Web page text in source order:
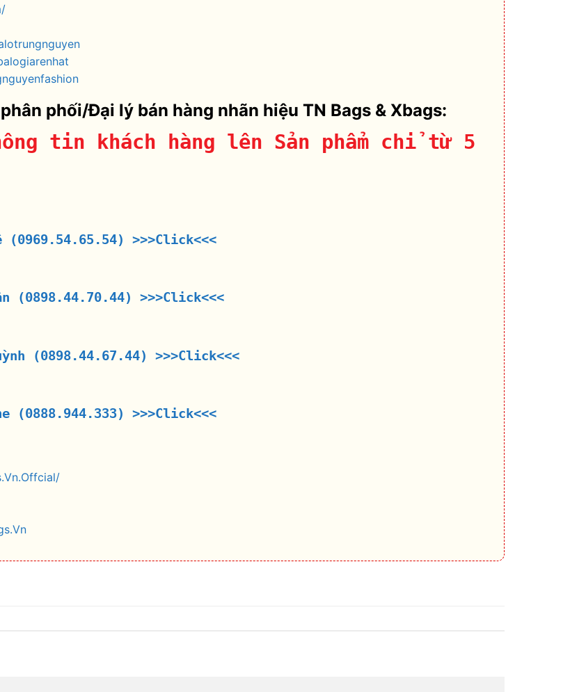
phối/Đại lý bán hàng nhãn hiệu TN Bags & Xbags:
tin khách hàng lên Sản phẩm chỉ từ 5
(0969.54.65.54) >>>Click<<<
(0898.44.70.44) >>>Click<<<
(0898.44.67.44) >>>Click<<<
(0888.944.333) >>>Click<<<